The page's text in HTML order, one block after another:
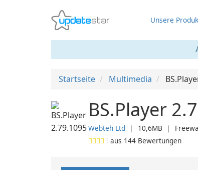
Unsere
Startseite Multimedia
BS.Player
Webteh Ltd ❘ 10,6MB ❘
aus 144 Bewertungen